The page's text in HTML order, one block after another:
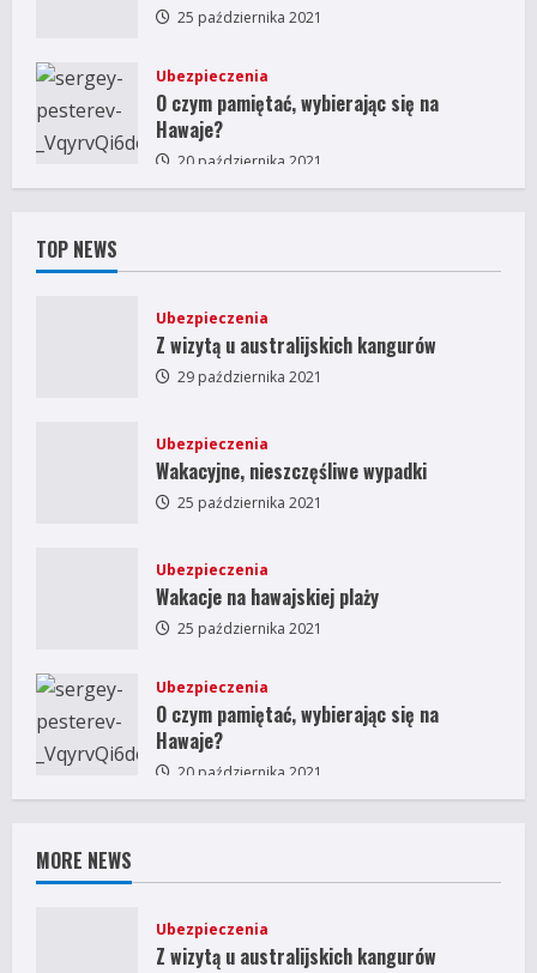
25 października 2021
Ubezpieczenia
O czym pamiętać, wybierając się na
Hawaje?
20 października 2021
TOP NEWS
Ubezpieczenia
Z wizytą u australijskich kangurów
29 października 2021
Ubezpieczenia
Wakacyjne, nieszczęśliwe wypadki
25 października 2021
Ubezpieczenia
Wakacje na hawajskiej plaży
25 października 2021
Ubezpieczenia
O czym pamiętać, wybierając się na
Hawaje?
20 października 2021
MORE NEWS
Ubezpieczenia
Z wizytą u australijskich kangurów